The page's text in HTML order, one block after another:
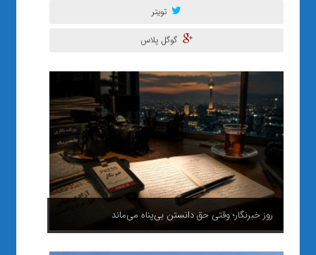
تویتر
گوگل پلاس
روز خبرنگار؛ وقتی حق دانستن بی‌پناه می‌ماند